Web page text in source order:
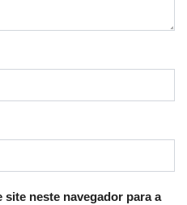
site neste navegador para a